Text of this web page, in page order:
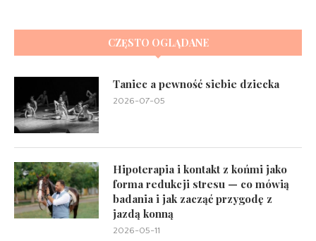
CZĘSTO OGLĄDANE
Taniec a pewność siebie dziecka
2026-07-05
Hipoterapia i kontakt z końmi jako
forma redukcji stresu — co mówią
badania i jak zacząć przygodę z
jazdą konną
2026-05-11